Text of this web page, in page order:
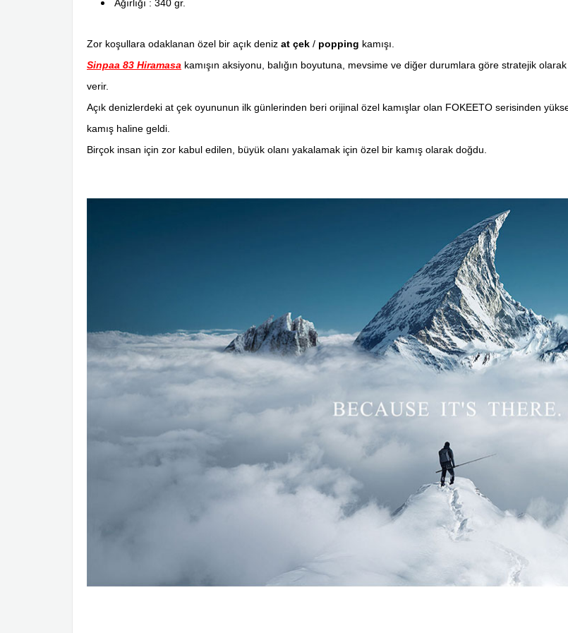
Ağırlığı : 340 gr.
Zor koşullara odaklanan özel bir açık deniz at çek / popping kamışı.
Sinpaa 83 Hiramasa kamışın aksiyonu, balığın boyutuna, mevsime ve diğer durumlara göre stratejik
verir.
Açık denizlerdeki at çek oyununun ilk günlerinden beri orijinal özel kamışlar olan FOKEETO serisinden
kamış haline geldi.
Birçok insan için zor kabul edilen, büyük olanı yakalamak için özel bir kamış olarak doğdu.